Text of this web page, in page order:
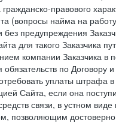
правового
(вопросы найма на
предупреждения
для такого Заказчика
компании Заказчика в
по Договору и
уплаты штрафа в
Сайта, если она
связи, в устном
позволяющим достоверно